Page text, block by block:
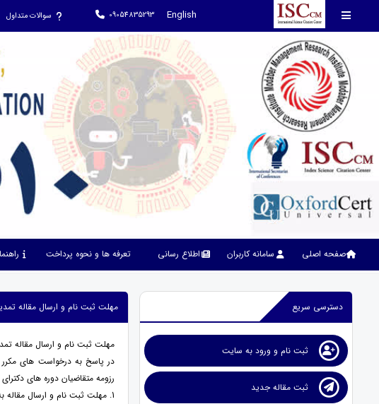
English
09054835293 سوالات متداول
صفحه اصلی سامانه کاربران اطلاع رسانی تعرفه ها و نحوه پرداخت
دسترسی سریع
ثبت نام و ورود به سایت
ثبت مقاله جدید
مهلت ثبت نام و ارسال مقاله
مهلت ثبت نام و ارسال مقاله
در پاسخ به درخواست های مکرر
رزومه متقاضیان دوره های
1. مهلت ثبت نام و ارسال مقاله به کنفرانس تا 16 فروردین ماه 1404 تمدید شد.